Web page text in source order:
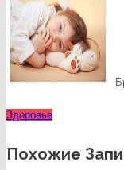
Здоровье
Похожие